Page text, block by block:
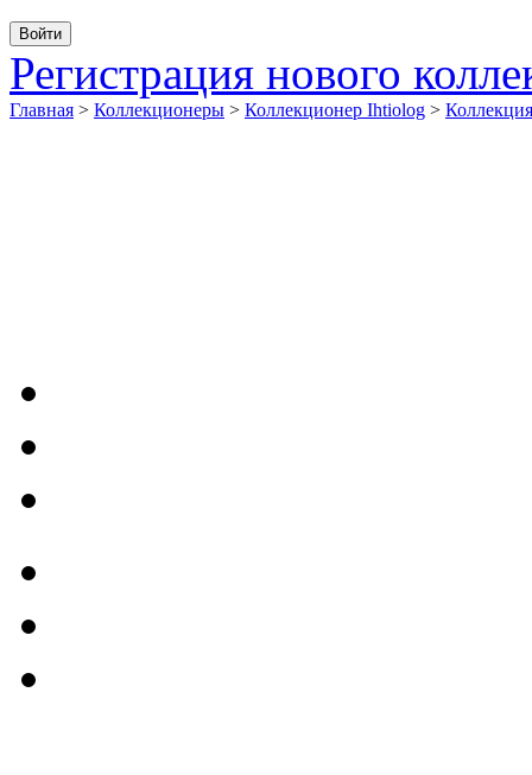
Регистрация нового
Главная > Коллекционеры > Коллекционер Ihtiolog >